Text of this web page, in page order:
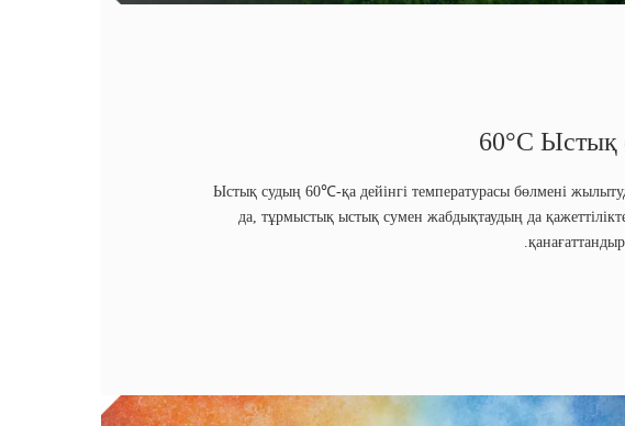
60°C
Ыстық судың 60℃-қа дейінгі температурасы бөлмені
да, тұрмыстық ыстық сумен жабдықтаудың да